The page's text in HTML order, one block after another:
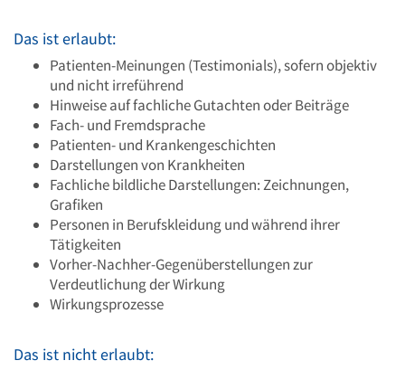
Das ist erlaubt:
Patienten-Meinungen (Testimonials), sofern objektiv
und nicht irreführend
Hinweise auf fachliche Gutachten oder Beiträge
Fach- und Fremdsprache
Patienten- und Krankengeschichten
Darstellungen von Krankheiten
Fachliche bildliche Darstellungen: Zeichnungen,
Grafiken
Personen in Berufskleidung und während ihrer
Tätigkeiten
Vorher-Nachher-Gegenüberstellungen zur
Verdeutlichung der Wirkung
Wirkungsprozesse
Das ist nicht erlaubt: